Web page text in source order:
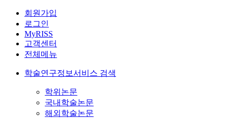
회원가입
로그인
MyRISS
고객센터
전체메뉴
학술연구정보서비스 검색
학위논문
국내학술논문
해외학술논문